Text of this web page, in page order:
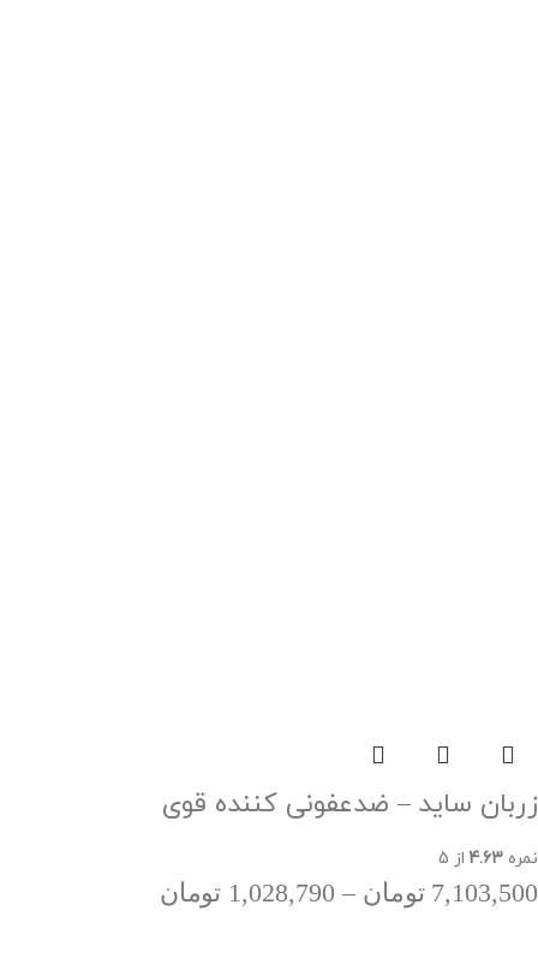
زربان ساید – ضدعفونی کننده قوی
نمره 4.63 از 5
7,103,500 تومان –
1,028,790 تومان